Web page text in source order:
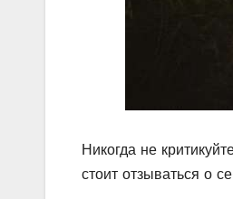
Никогда не
стоит отзываться о